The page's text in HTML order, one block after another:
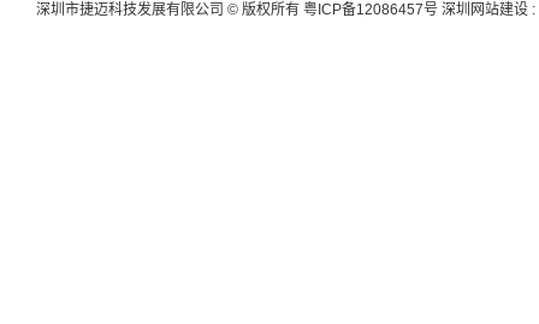
深圳市捷迈科技发展有限公司 © 版权所有 粤ICP备12086457号 深圳网站建设 :